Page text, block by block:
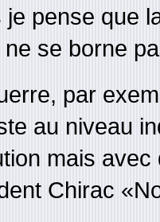
pense que
se borne
par
au niveau
mais
Chirac